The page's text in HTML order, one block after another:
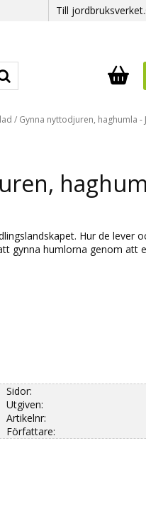
Till
Antal i
.
/ Gynna nyttodjuren, haghumla
Hur de lever
gynna humlorna genom att
Sidor:
Utgiven:
Artikelnr:
Författare: